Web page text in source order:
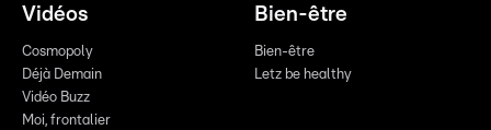
Vidéos
Cosmopoly
Déjà Demain
Vidéo Buzz
Moi, frontalier
Bien-être
Bien-être
Letz be healthy